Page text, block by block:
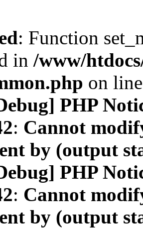
: Function
in /www/
on
PHP
: Cannot
by (output
PHP
: Cannot
by (output